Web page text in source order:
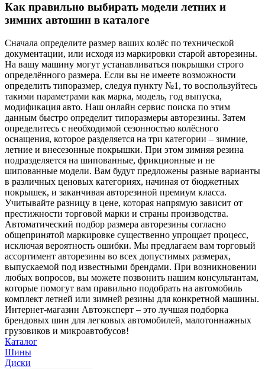
Как правильно выбирать модели летних и
зимних автошин в каталоге
Сначала определите размер ваших колёс по технической
документации, или исходя из маркировки старой авторезины.
На вашу машину могут устанавливаться покрышки строго
определённого размера. Если вы не имеете возможности
определить типоразмер, следуя пункту №1, то воспользуйтесь
такими параметрами как марка, модель, год выпуска,
модификация авто. Наш онлайн сервис поиска по этим
данным быстро определит типоразмеры авторезины. Затем
определитесь с необходимой сезонностью колёсного
оснащения, которое разделяется на три категории – зимние,
летние и внесезонные покрышки. При этом зимняя резина
подразделяется на шипованные, фрикционные и не
шипованные модели. Вам будут предложены разные варианты
в различных ценовых категориях, начиная от бюджетных
покрышек, и заканчивая авторезиной премиум класса.
Учитывайте разницу в цене, которая напрямую зависит от
престижности торговой марки и страны производства.
Автоматический подбор размера авторезины согласно
общепринятой маркировке существенно упрощает процесс,
исключая вероятность ошибки. Мы предлагаем вам торговый
ассортимент авторезины во всех допустимых размерах,
выпускаемой под известными брендами. При возникновении
любых вопросов, вы можете позвонить нашим консультантам,
которые помогут вам правильно подобрать на автомобиль
комплект летней или зимней резины для конкретной машины.
Интернет-магазин Автоэксперт – это лучшая подборка
брендовых шин для легковых автомобилей, малотоннажных
грузовиков и микроавтобусов!
Каталог
Шины
Диски